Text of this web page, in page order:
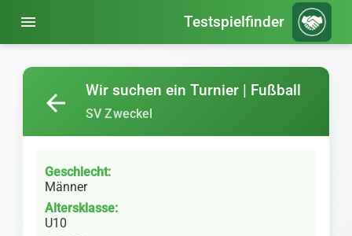
menu Testspielfinder
Wir suchen ein Turnier | Fußball
SV Zweckel
arrow_back
Geschlecht:
Männer
Altersklasse:
U10